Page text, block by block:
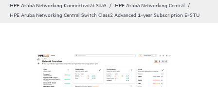
HPE Aruba Networking Konnektivität SaaS
HPE Aruba Networking Central
HPE Aruba Networking Central Switch Class2 Advanced 1‑year Subscription E‑STU